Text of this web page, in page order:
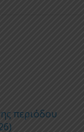
περιόδου